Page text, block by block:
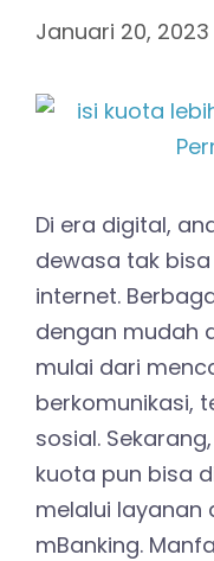
Januari 20, 2023
Di era digital,
dewasa tak
internet.
dengan mudah
mulai dari
berkomunikasi,
sosial.
kuota pun bisa
melalui layanan
mBanking.